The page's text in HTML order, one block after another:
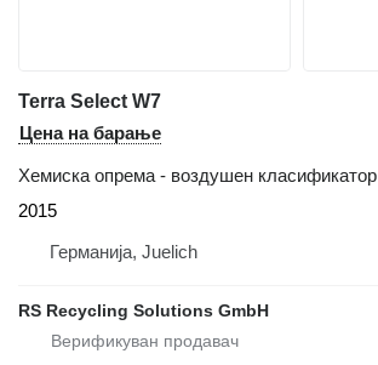
Terra Select W7
Цена на барање
Хемиска опрема - воздушен класификатор
2015
Германија, Juelich
RS Recycling Solutions GmbH